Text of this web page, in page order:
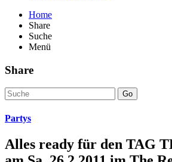
Home
Share
Suche
Menü
Share
Go
Partys
Alles ready für den TAG